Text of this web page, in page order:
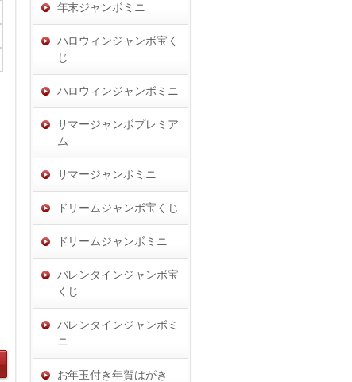
年末ジャンボミニ
ハロウィンジャンボ宝く
じ
ハロウィンジャンボミニ
サマージャンボプレミア
ム
サマージャンボミニ
ドリームジャンボ宝くじ
ドリームジャンボミニ
バレンタインジャンボ宝
くじ
バレンタインジャンボミ
ニ
お年玉付き年賀はがき